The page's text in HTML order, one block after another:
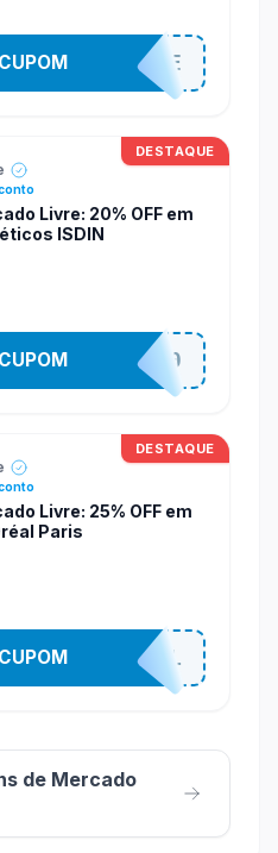
MELIELSEVE
DESTAQUE
Livre: 20% OFF em
ISDIN
ISDIN20
DESTAQUE
Livre: 25% OFF em
Paris
MELILOREAL
de Mercado